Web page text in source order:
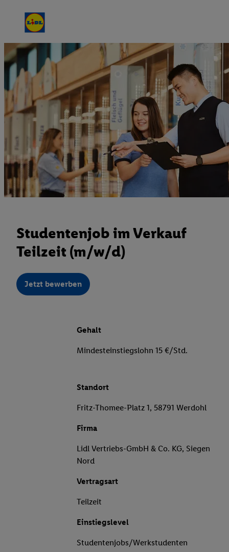
Studentenjob im Verkauf
Teilzeit (m/w/d)
Jetzt bewerben
Gehalt
Mindesteinstiegslohn 15 €/Std.
Standort
Fritz-Thomee-Platz 1, 58791 Werdohl
Firma
Lidl Vertriebs-GmbH & Co. KG, Siegen
Nord
Vertragsart
Teilzeit
Einstiegslevel
Studentenjobs/Werkstudenten